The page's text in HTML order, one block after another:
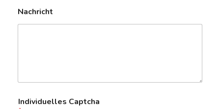
d
i
e
s
Nachricht
Individuelles Captcha